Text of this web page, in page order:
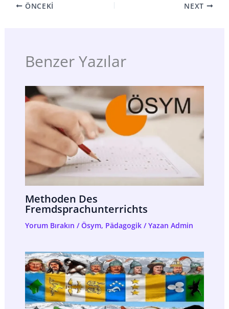
ÖNCEKI NEXT
Benzer Yazılar
Methoden Des
Fremdsprachunterrichts
Yorum Bırakın /Ösym, Pädagogik/ Yazan Admin